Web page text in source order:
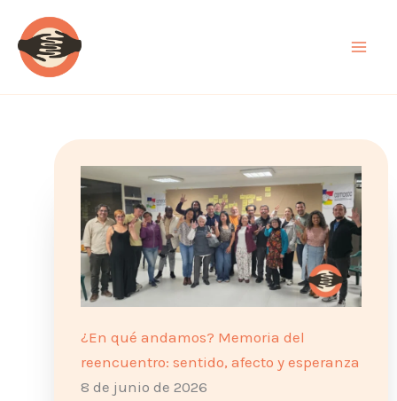
contenido
¿En qué andamos? Memoria del
reencuentro: sentido, afecto y esperanza
8 de junio de 2026